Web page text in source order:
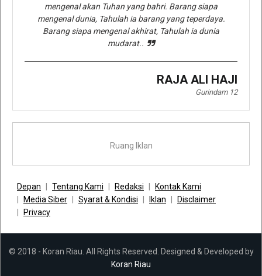
mengenal akan Tuhan yang bahri. Barang siapa
mengenal dunia, Tahulah ia barang yang teperdaya.
Barang siapa mengenal akhirat, Tahulah ia dunia
mudarat..
RAJA ALI HAJI
Gurindam 12
Ruang Iklan
Depan Tentang Kami Redaksi
Kontak Kami
Media Siber
Syarat & Kondisi Iklan
Disclaimer
Privacy
© 2018 - Koran Riau. All Rights Reserved. Designed & Developed by
Koran Riau